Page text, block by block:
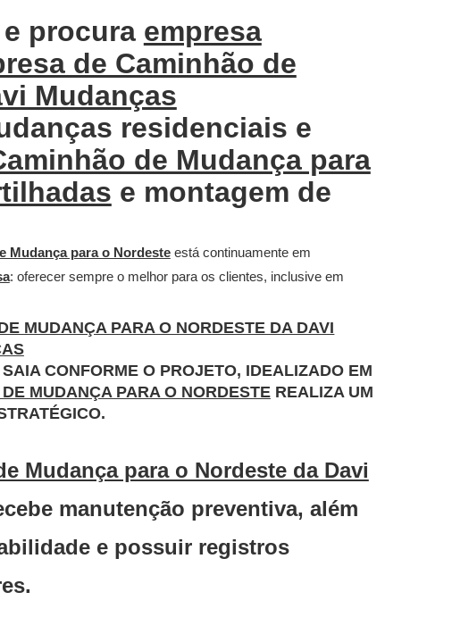
e procura empresa
de Caminhão de
Mudanças
residenciais e
de Mudança para
e montagem de
Mudança para o Nordesteestá continuamente em
: oferecer sempre o melhor para os clientes, inclusive em
MUDANÇA PARA O NORDESTE DA DAVI
CONFORME O PROJETO, IDEALIZADO EM
MUDANÇA PARA O NORDESTEREALIZA UM
Mudança para o Nordeste da Davi
manutenção preventiva, além
e possuir registros